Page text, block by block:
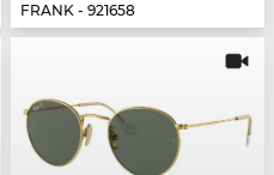
FRANK - 921658